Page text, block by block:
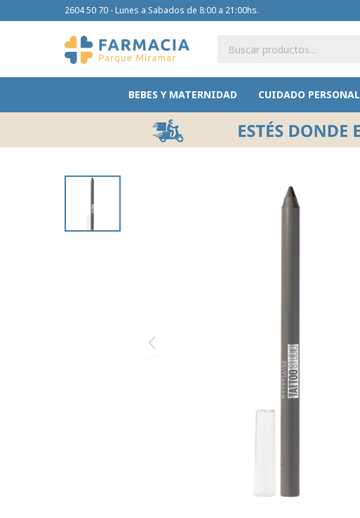
BEBES Y MATERNIDAD CUIDADO PERSONAL
2604 50 70 - Lunes a Sabados de 8:00 a 21:00hs.